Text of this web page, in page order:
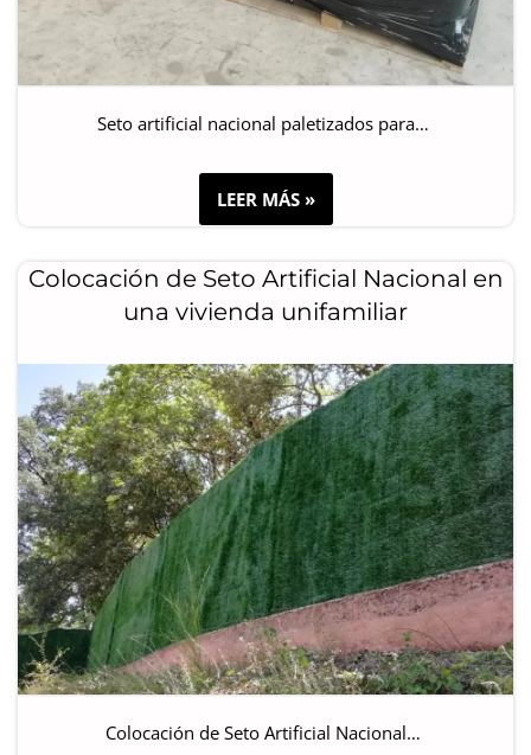
Seto artificial nacional paletizados para…
LEER MÁS »
Colocación de Seto Artificial Nacional en
una vivienda unifamiliar
Colocación de Seto Artificial Nacional…